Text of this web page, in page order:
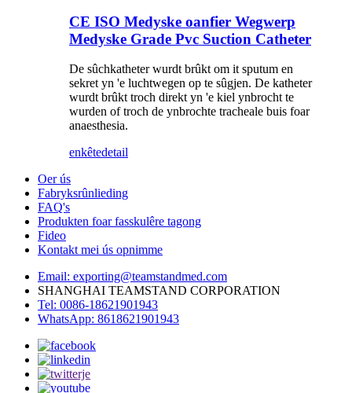
CE ISO Medyske oanfier Wegwerp
Medyske Grade Pvc Suction Catheter
De sûchkatheter wurdt brûkt om it sputum en
sekret yn 'e luchtwegen op te sûgjen. De katheter
wurdt brûkt troch direkt yn 'e kiel ynbrocht te
wurden of troch de ynbrochte tracheale buis foar
anaesthesia.
enkêtedetail
Oer ús
Fabryksrûnlieding
FAQ's
Produkten foar fasskulêre tagong
Fideo
Kontakt mei ús opnimme
Email: exporting@teamstandmed.com
SHANGHAI TEAMSTAND CORPORATION
Tel: 0086-18621901943
WhatsApp: 8618621901943